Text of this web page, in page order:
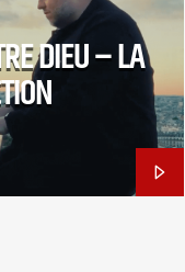
CORNDIEU – LA